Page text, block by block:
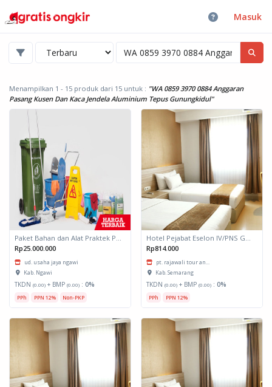
Masuk
Menampilkan 1 - 15 produk dari 15 untuk : "WA 0859 3970 0884 Anggaran
Pasang Kusen Dan Kaca Jendela Aluminium Tepus Gunungkidul"
Rp25.000.000
ud. usaha jaya ngawi
Kab. Ngawi
TKDN (0.00) + BMP (0.00) : 0%
PPh PPN 12% Non-PKP
Rp814.000
pt. rajawali tour an...
Kab. Semarang
TKDN (0.00) + BMP (0.00) : 0%
PPh PPN 12%